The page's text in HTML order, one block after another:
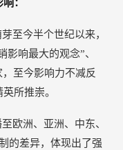
：
至今半个世纪以来，
影响最大的观念”、
至今影响力不减反
所推崇。
欧洲、亚洲、中东、
的差异，体现出了强